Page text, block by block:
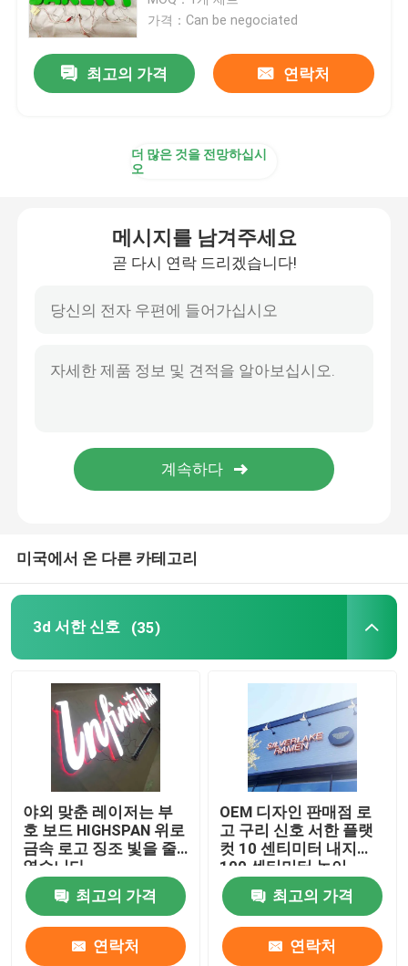
주도하는 네온 사인
레스토랑 부호 보드
라이트 박스 신호
차양 서한 신호
가격：Can be negociated
최고의 가격 연락처
더 많은 것을 전망하십시
오
메시지를 남겨주세요
곧 다시 연락 드리겠습니다!
미국에서 온 다른 카테고리
3d 서한 신호 (35)
야외 맞춘 레이저는 부
호 보드 HIGHSPAN 위로
금속 로고 징조 빛을 줄
였습니다
최고의 가격
연락처
OEM 디자인 판매점 로
고 구리 신호 서한 플랫
컷 10 센티미터 내지
100 센티미터 높이
최고의 가격
연락처